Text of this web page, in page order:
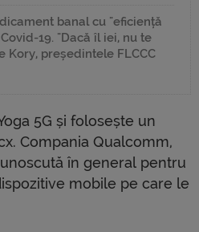
banal cu "eficiență
19. "Dacă îl iei, nu te
Kory, președintele FLCCC
5G și folosește un
Compania Qualcomm,
în general pentru
mobile pe care le